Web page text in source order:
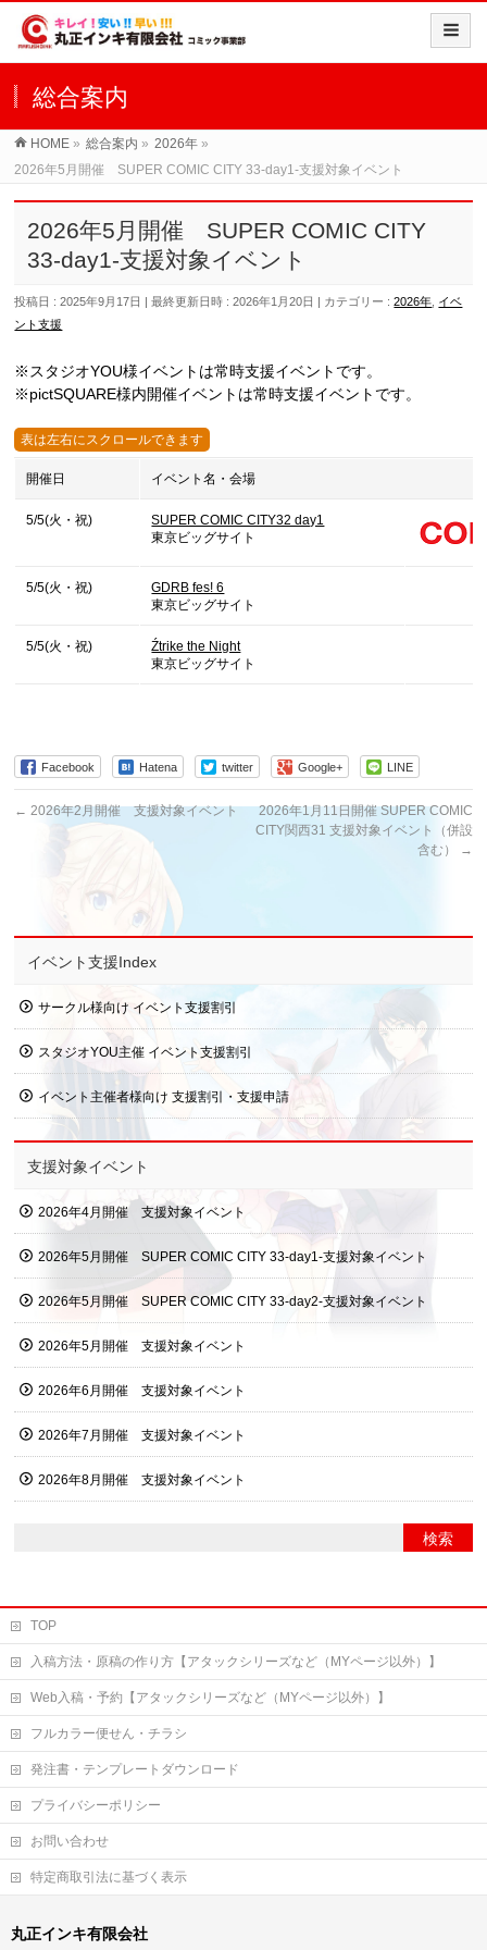
総合案内
HOME » 総合案内 » 2026年 »
2026年5月開催 SUPER COMIC CITY 33-day1-支援対象イベント
2026年5月開催 SUPER COMIC CITY
33-day1-支援対象イベント
投稿日 : 2025年9月17日 最終更新日時 : 2026年1月20日 カテゴリー :2026年 イベ
ント支援
※スタジオYOU様イベントは常時支援イベントです。
※pictSQUARE様内開催イベントは常時支援イベントです。
開催日 イベント名・会場
5/5(火・祝)
SUPER COMIC CITY32 day1
東京ビッグサイト
5/5(火・祝)
GDRB fes! 6
東京ビッグサイト
5/5(火・祝)
Źtrike the Night
東京ビッグサイト
Facebook Hatena twitter Google+ LINE
← 2026年2月開催 支援対象イベント
2026年1月11日開催 SUPER COMIC
CITY関西31 支援対象イベント（併設
含む）
→
イベント支援Index
サークル様向け イベント支援割引
スタジオYOU主催 イベント支援割引
イベント主催者様向け 支援割引・支援申請
支援対象イベント
2026年4月開催 支援対象イベント
2026年5月開催 SUPER COMIC CITY 33-day1-支援対象イベント
2026年5月開催 SUPER COMIC CITY 33-day2-支援対象イベント
2026年5月開催 支援対象イベント
2026年6月開催 支援対象イベント
2026年7月開催 支援対象イベント
2026年8月開催 支援対象イベント
TOP
入稿方法・原稿の作り方【アタックシリーズなど（MYページ以外）】
Web入稿・予約【アタックシリーズなど（MYページ以外）】
フルカラー便せん・チラシ
発注書・テンプレートダウンロード
プライバシーポリシー
お問い合わせ
特定商取引法に基づく表示
丸正インキ有限会社